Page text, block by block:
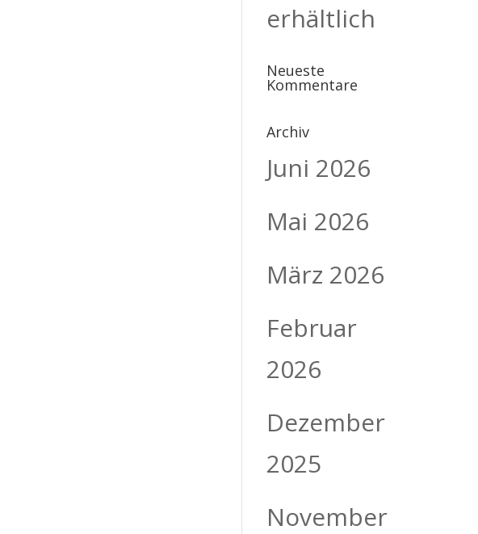
erhältlich
Neueste
Kommentare
Archiv
Juni 2026
Mai 2026
März 2026
Februar
2026
Dezember
2025
November